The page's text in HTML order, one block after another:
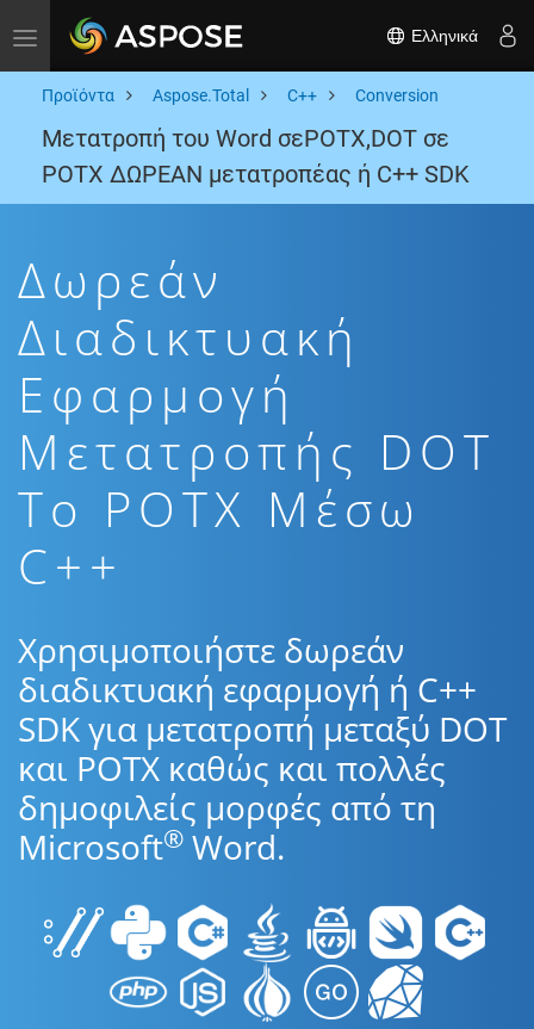
Toggle navigation Ελληνικά
Προϊόντα Aspose.Total C++ Conversion
Μετατροπή του Word σεPOTX,DOT σε
POTX ΔΩΡΕΑΝ μετατροπέας ή C++ SDK
Δωρεάν
Διαδικτυακή
Εφαρμογή
Μετατροπής DOT
To POTX Μέσω
C++
Χρησιμοποιήστε δωρεάν
διαδικτυακή εφαρμογή ή C++
SDK για μετατροπή μεταξύ DOT
και POTX καθώς και πολλές
δημοφιλείς μορφές από τη
Microsoft® Word.